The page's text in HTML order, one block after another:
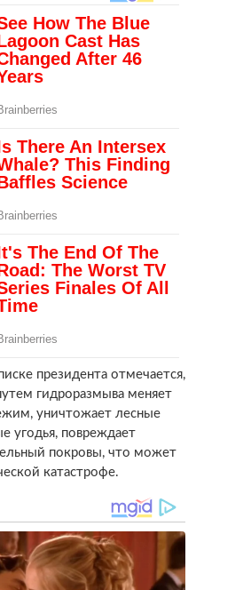
президента отмечается,
гидроразмыва меняет
уничтожает лесные
угодья, повреждает
покровы, что может
катастрофе.